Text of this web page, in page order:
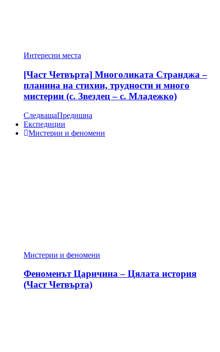
Интересни места
[Част Четвърта] Многоликата Странджа –
планина на стихии, трудности и много
мистерии (с. Звездец – с. Младежко)
СледващаПредишна
Експедиции
Мистерии и феномени
Мистерии и феномени
Феноменът Царичина – Цялата история
(Част Четвърта)